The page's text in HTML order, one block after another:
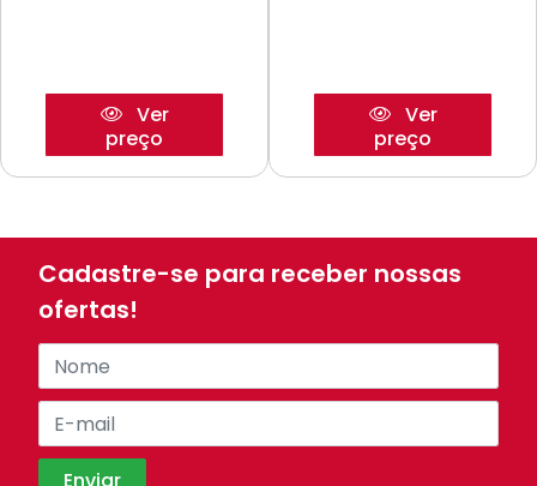
Ver
preço
Ver
preço
Cadastre-se para receber nossas
ofertas!